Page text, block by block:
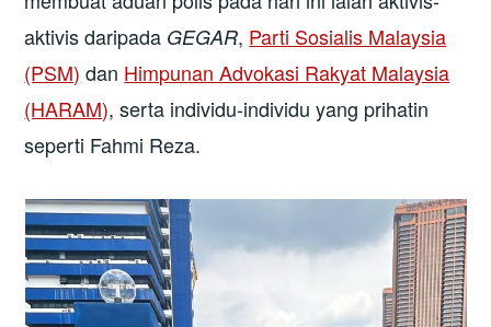
aktivis daripada GEGAR, Parti Sosialis Malaysia
(PSM) dan Himpunan Advokasi Rakyat Malaysia
(HARAM), serta individu-individu yang prihatin
seperti Fahmi Reza.